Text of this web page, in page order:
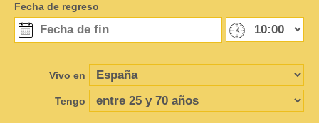
Fecha de regreso
Vivo en
Tengo